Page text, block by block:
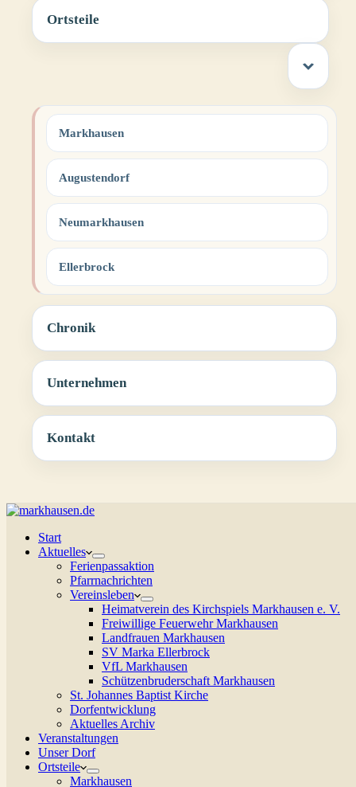
Ortsteile
Markhausen
Augustendorf
Neumarkhausen
Ellerbrock
Chronik
Unternehmen
Kontakt
Start
Aktuelles
Ferienpassaktion
Pfarrnachrichten
Vereinsleben
Heimatverein des Kirchspiels Markhausen e. V.
Freiwillige Feuerwehr Markhausen
Landfrauen Markhausen
SV Marka Ellerbrock
VfL Markhausen
Schützenbruderschaft Markhausen
St. Johannes Baptist Kirche
Dorfentwicklung
Aktuelles Archiv
Veranstaltungen
Unser Dorf
Ortsteile
Markhausen